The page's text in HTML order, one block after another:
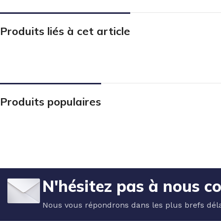
Produits liés à cet article
Produits populaires
N'hésitez pas à nous
Nous vous répondrons dans les plus brefs